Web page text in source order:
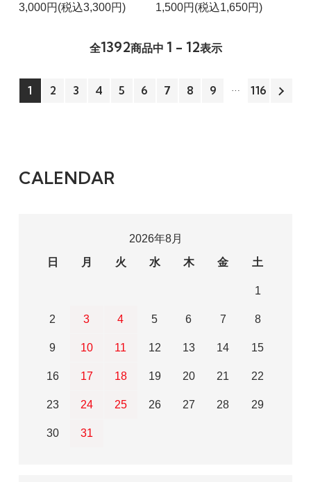
3,000円(税込3,300円) 1,500円(税込1,650円)
全1392商品中 1 - 12表示
1 2 3 4 5 6 7 8 9 116
CALENDAR
2026年8月
日
月 火 水 木 金 土
1
2 3 4 5 6 7 8
9 10 11 12 13 14 15
16 17 18 19 20 21 22
23 24 25 26 27 28 29
30 31